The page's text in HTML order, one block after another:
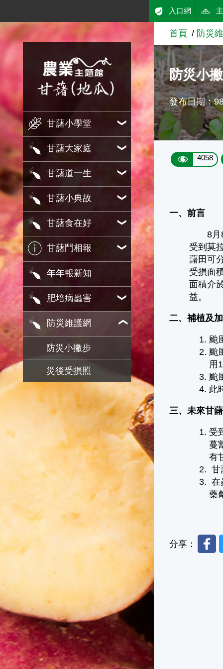
跳到主要內容
農業知識入口網
甘藷小學堂
甘藷大家庭
甘藷道一生
甘藷小典故
甘藷食在好
甘藷鬥相報
年年報新知
肥培病蟲害
防災維護網
防災小撇步
災後受損照
入口網
首頁 防災
防災小
發布日期：
4058
一、前言
8月8
受到莫
藷田可
受損面
面積介
益。
二、補植及
颱
颱
用
颱
此
三、未來甘
受
蔓
有
甘
在
藥
分享：